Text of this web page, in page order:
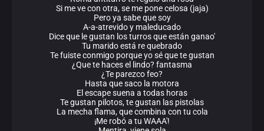
Si me ve con otra, se me pone celosa (jaja)
Pero ya sabe que soy
A-a-atrevido y maleducado
Dice que le gustan los turros que están ganao'
Tu marido está re quebrado
Te fuiste conmigo porque yo sé que te gustan
¿Que te haces el lindo? fantasma
¿Te parezco feo?
Hasta que saco la motora
El escape suena a todas horas
Te gustan pilotos, te gustan las pistolas
La mecha flama, que combina con tu cola
¡Me robó a tu WAAA'!